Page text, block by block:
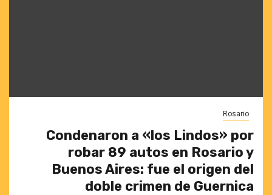
Rosario
Condenaron a «los Lindos» por
robar 89 autos en Rosario y
Buenos Aires: fue el origen del
doble crimen de Guernica